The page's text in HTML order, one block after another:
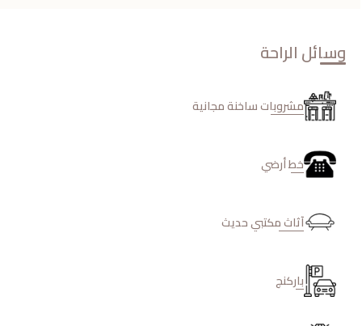
وسائل الراحة
مشروبات ساخنة مجانية
خط أرضي
آثاث مكتبي حديث
باركنج